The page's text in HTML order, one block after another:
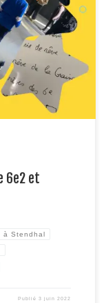
de 6e2 faisaient
aux voisins – élèves
enseignant.e.s le
Media […]
6e2 et
à Stendhal
Publié3 juin 2022